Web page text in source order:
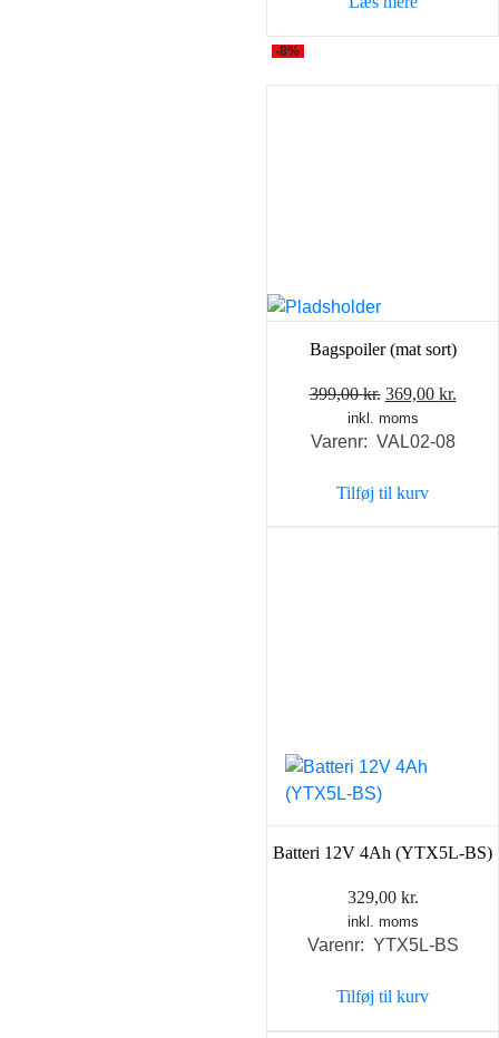
599,00 kr..
-8%
Bagspoiler (mat sort)
399,00kr. Den
oprindelige
pris
399,00 kr..
369,00 kr.
pris
inkl. moms
Varenr: VAL02-08
Tilføj til kurv
Batteri 12V 4Ah (YTX5L-BS)
329,00 kr.
inkl. moms
Varenr: YTX5L-BS
Tilføj til kurv